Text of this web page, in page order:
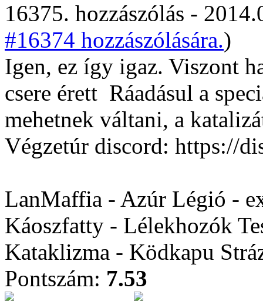
16375. hozzászólás -
#16374 hozzászólására.)
Igen, ez így igaz. Viszont
csere érett Ráadásul a
mehetnek váltani, a
Végzetúr discord: https://
LanMaffia - Azúr Légió -
Káoszfatty - Lélekhozók
Kataklizma - Ködkapu
Pontszám: 7.53